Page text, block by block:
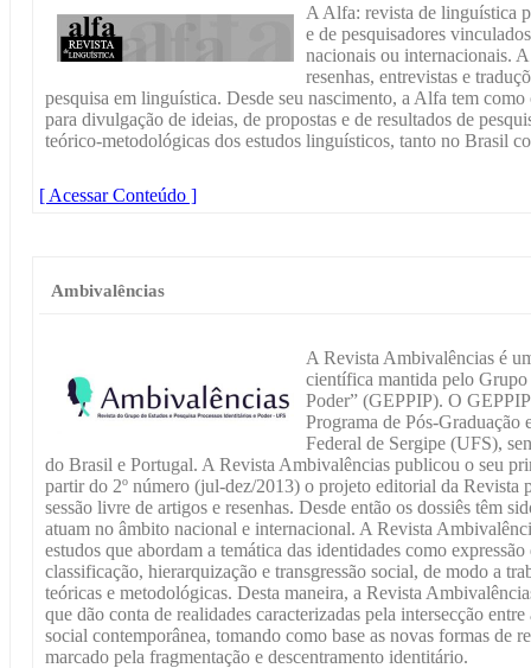
A Alfa: revista de linguística
e de pesquisadores
nacionais ou internacionais.
resenhas, entrevistas e
pesquisa em linguística. Desde seu nascimento, a Alfa tem
para divulgação de ideias, de propostas e de resultados de
teórico-metodológicas dos estudos linguísticos, tanto no Brasil
[ Acessar Conteúdo ]
Ambivalências
A Revista Ambivalências é
científica mantida pelo Grupo
Poder” (GEPPIP). O
Programa de Pós-
Federal de Sergipe (UFS),
do Brasil e Portugal. A Revista Ambivalências publicou o seu
partir do 2º número (jul-dez/2013) o projeto editorial da Revista
sessão livre de artigos e resenhas. Desde então os dossiês têm
atuam no âmbito nacional e internacional. A Revista
estudos que abordam a temática das identidades como
classificação, hierarquização e transgressão social, de modo a
teóricas e metodológicas. Desta maneira, a Revista
que dão conta de realidades caracterizadas pela intersecção
social contemporânea, tomando como base as novas formas de
marcado pela fragmentação e descentramento identitário.